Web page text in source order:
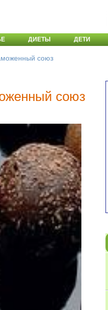
ДИЕТЫ ДЕТИ
союз
союз